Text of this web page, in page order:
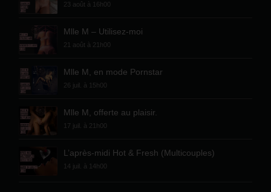
23 août à 16h00
Mlle M – Utilisez-moi
21 août à 21h00
Mlle M, en mode Pornstar
26 juil. à 15h00
Mlle M, offerte au plaisir.
17 juil. à 21h00
L’après-midi Hot & Fresh (Multicouples)
14 juil. à 14h00